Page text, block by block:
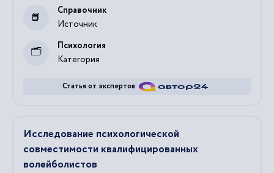
Источник
Справочник
Категория
Психология
Статья от экспертов
Исследование психологической
совместимости квалифицированных
волейболистов